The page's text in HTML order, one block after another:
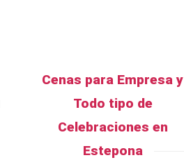
Cenas para Empresa y
Todo tipo de
Celebraciones en
Estepona